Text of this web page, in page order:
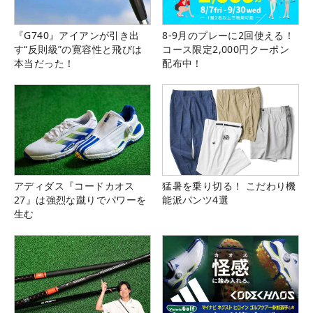
『G740』アイアンが引き出
す“反則級”の寛容性と飛びは
本当だった！
8-9月のプレーに2回使える！
コース限定2,000円クーポン
配布中！
アディダス『コードカオス
27』は強烈な蹴りでパワーを
生む
猛暑を乗り切る！ こだわり機
能派パンツ4選